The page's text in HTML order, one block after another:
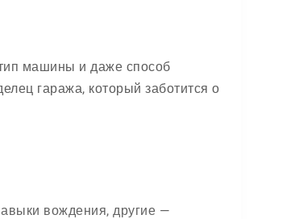
машины и даже способ
гаража, который заботится о
вождения, другие —